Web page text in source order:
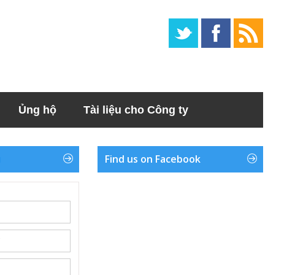
Ủng hộ Tài liệu cho Công ty
Find us on Facebook